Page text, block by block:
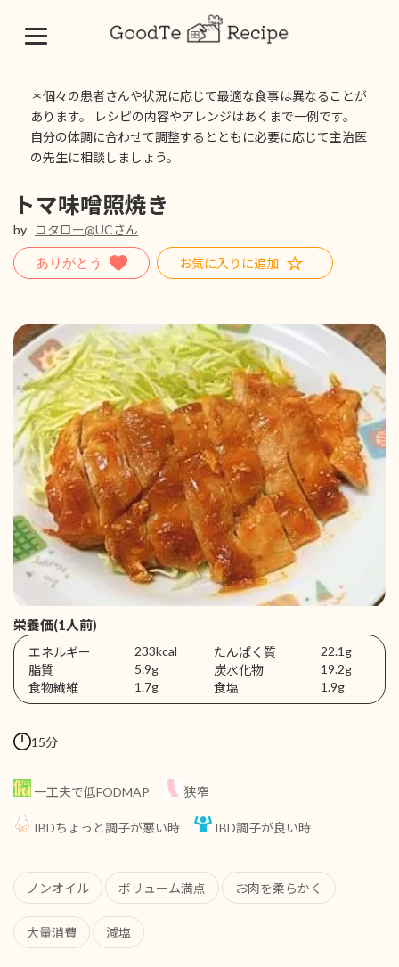
＊個々の患者さんや状況に応じて最適な食事は異なることが
あります。 レシピの内容やアレンジはあくまで一例です。
自分の体調に合わせて調整するとともに必要に応じて主治医
の先生に相談しましょう。
トマ味噌照焼き
by コタロー@UCさん
お気に入りに追加
栄養価(1人前)
エネルギー 233kcal たんぱく質
22.1g
脂質
5.9g 炭水化物
19.2g
食物繊維
1.7g 食塩 1.9g
15分
一工夫で低FODMAP 狭窄
IBDちょっと調子が悪い時 IBD調子が良い時
ノンオイル ボリューム満点 お肉を柔らかく
大量消費 減塩